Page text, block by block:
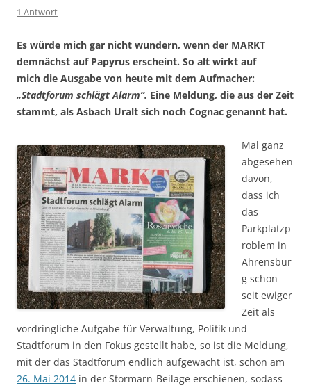
1 Antwort
Es würde mich gar nicht wundern, wenn der MARKT
demnächst auf Papyrus erscheint. So alt wirkt auf
mich die Ausgabe von heute mit dem Aufmacher:
„Stadtforum schlägt Alarm“. Eine Meldung, die aus der Zeit
stammt, als Asbach Uralt sich noch Cognac genannt hat.
Mal ganz
abgesehen
davon,
dass ich
das
Parkplatzp
roblem in
Ahrensbur
g schon
seit ewiger
Zeit als
vordringliche Aufgabe für Verwaltung, Politik und
Stadtforum in den Fokus gestellt habe, so ist die Meldung,
mit der das Stadtforum endlich aufgewacht ist, schon am
26. Mai 2014 in der Stormarn-Beilage erschienen, sodass